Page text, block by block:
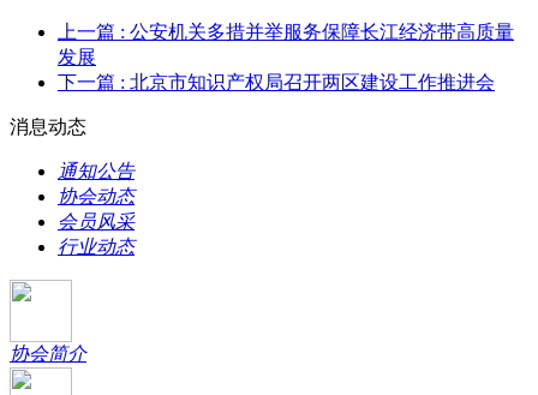
上一篇 : 公安机关多措并举服务保障长江经济带高质量
发展
下一篇 : 北京市知识产权局召开两区建设工作推进会
消息动态
通知公告
协会动态
会员风采
行业动态
协会简介